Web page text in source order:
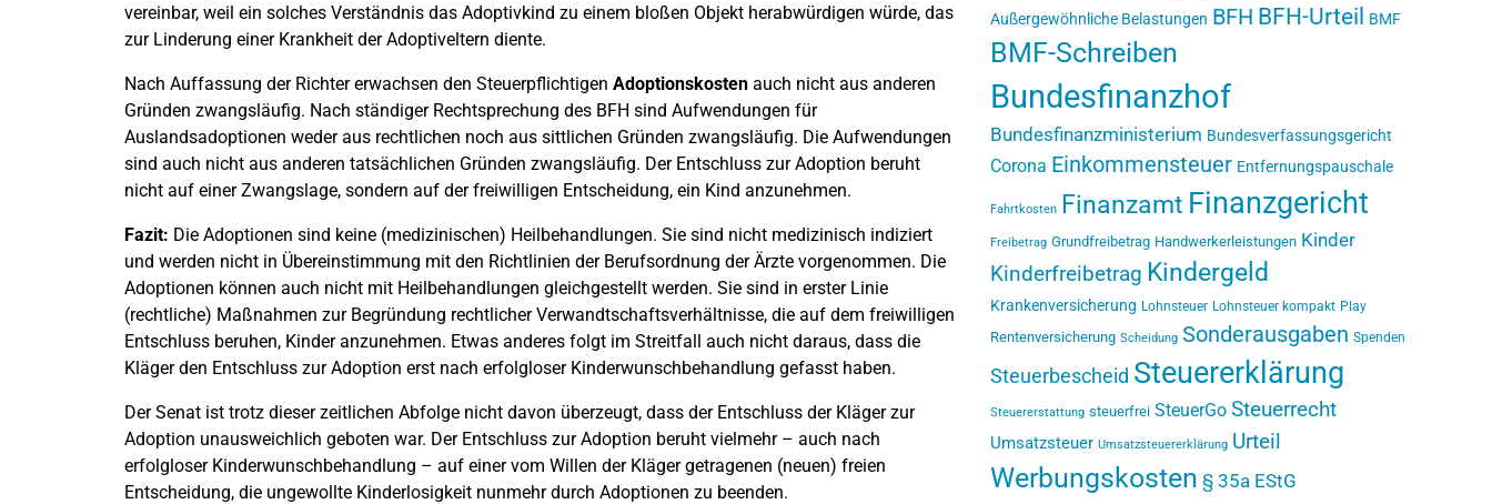
vereinbar, weil ein solches Verständnis das Adoptivkind zu einem bloßen Objekt herabwürdigen würde, das
zur Linderung einer Krankheit der Adoptiveltern diente.
Nach Auffassung der Richter erwachsen den Steuerpflichtigen Adoptionskosten auch nicht aus anderen
Gründen zwangsläufig. Nach ständiger Rechtsprechung des BFH sind Aufwendungen für
Auslandsadoptionen weder aus rechtlichen noch aus sittlichen Gründen zwangsläufig. Die Aufwendungen
sind auch nicht aus anderen tatsächlichen Gründen zwangsläufig. Der Entschluss zur Adoption beruht
nicht auf einer Zwangslage, sondern auf der freiwilligen Entscheidung, ein Kind anzunehmen.
Fazit: Die Adoptionen sind keine (medizinischen) Heilbehandlungen. Sie sind nicht medizinisch indiziert
und werden nicht in Übereinstimmung mit den Richtlinien der Berufsordnung der Ärzte vorgenommen. Die
Adoptionen können auch nicht mit Heilbehandlungen gleichgestellt werden. Sie sind in erster Linie
(rechtliche) Maßnahmen zur Begründung rechtlicher Verwandtschaftsverhältnisse, die auf dem freiwilligen
Entschluss beruhen, Kinder anzunehmen. Etwas anderes folgt im Streitfall auch nicht daraus, dass die
Kläger den Entschluss zur Adoption erst nach erfolgloser Kinderwunschbehandlung gefasst haben.
Der Senat ist trotz dieser zeitlichen Abfolge nicht davon überzeugt, dass der Entschluss der Kläger zur
Adoption unausweichlich geboten war. Der Entschluss zur Adoption beruht vielmehr – auch nach
erfolgloser Kinderwunschbehandlung – auf einer vom Willen der Kläger getragenen (neuen) freien
Entscheidung, die ungewollte Kinderlosigkeit nunmehr durch Adoptionen zu beenden.
Außergewöhnliche Belastungen BFH BFH-Urteil BMF
BMF-Schreiben
Bundesfinanzhof
Bundesfinanzministerium Bundesverfassungsgericht
Corona Einkommensteuer Entfernungspauschale
Fahrtkosten Finanzamt Finanzgericht
Freibetrag Grundfreibetrag Handwerkerleistungen Kinder
Kinderfreibetrag Kindergeld
Krankenversicherung Lohnsteuer Lohnsteuer kompakt Play
Rentenversicherung Scheidung Sonderausgaben Spenden
Steuerbescheid Steuererklärung
Steuererstattung steuerfrei SteuerGo Steuerrecht
Umsatzsteuer Umsatzsteuererklärung Urteil
Werbungskosten § 35a EStG